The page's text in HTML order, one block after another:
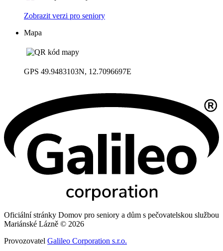
Zobrazit verzi pro seniory
Mapa
GPS 49.9483103N, 12.7096697E
Oficiální stránky Domov pro seniory a dům s pečovatelskou službou
Mariánské Lázně © 2026
Provozovatel Galileo Corporation s.r.o.